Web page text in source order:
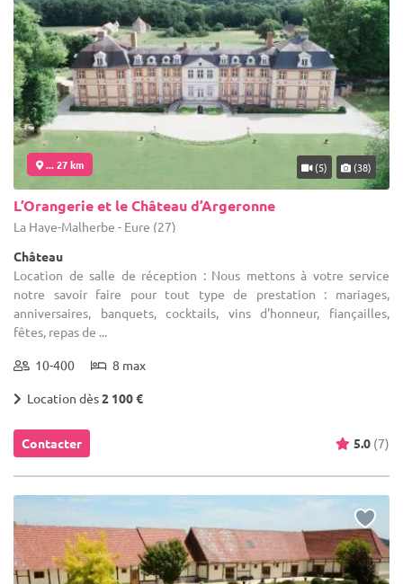
... 27 km (5) (38)
L’Orangerie et le Château d’Argeronne
La Haye-Malherbe - Eure (27)
Château
Location de salle de réception : Nous mettons à votre service
notre savoir faire pour tout type de prestation : mariages,
anniversaires, banquets, cocktails, vins d'honneur, fiançailles,
fêtes, repas de ...
10-400 8 max
Location dès2 100 €
Contacter 5.0 (7)